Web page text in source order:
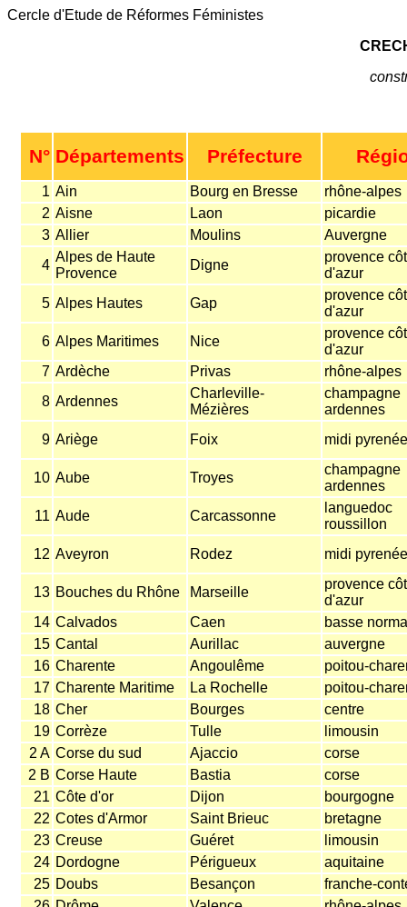
Cercle d'Etude de Réformes Féministes
N° Départements Préfecture
1 Ain Bourg en Bresse
rhône-alpes
2 Aisne Laon
picardie
3 Allier Moulins
Auvergne
4
Alpes de Haute
Provence
Digne
provence
d'azur
5 Alpes Hautes Gap
provence
d'azur
6 Alpes Maritimes Nice
provence
d'azur
7 Ardèche Privas
rhône-alpes
8 Ardennes
Charleville-
Mézières
champagne
ardennes
9 Ariège Foix midi
10 Aube Troyes
champagne
ardennes
11 Aude Carcassonne
languedoc
roussillon
12 Aveyron Rodez midi
13 Bouches du Rhône Marseille
provence
d'azur
14 Calvados Caen
basse
15 Cantal Aurillac
auvergne
16 Charente Angoulême
poitou-
17 Charente Maritime La Rochelle
poitou-
18 Cher Bourges
centre
19 Corrèze Tulle
limousin
2 A Corse du sud Ajaccio
corse
2 B Corse Haute Bastia
corse
21 Côte d'or Dijon
bourgogne
22 Cotes d'Armor Saint Brieuc
bretagne
23 Creuse Guéret
limousin
24 Dordogne Périgueux
aquitaine
25 Doubs Besançon
franche-